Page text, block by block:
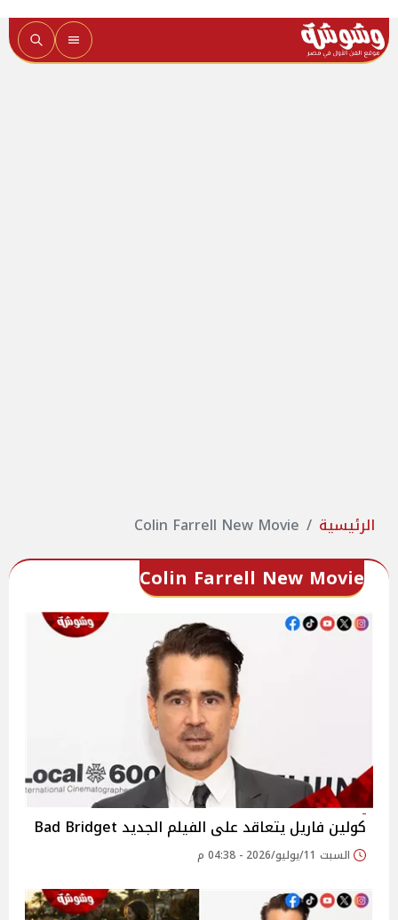
الرئيسية Colin Farrell New Movie
Colin Farrell New Movie
كولين فاريل يتعاقد على الفيلم الجديد Bad Bridget
السبت 11/يوليو/2026 - 04:38 م